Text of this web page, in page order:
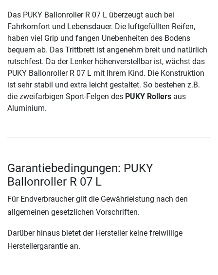
Das PUKY Ballonroller R 07 L überzeugt auch bei
Fahrkomfort und Lebensdauer. Die luftgefüllten Reifen,
haben viel Grip und fangen Unebenheiten des Bodens
bequem ab. Das Trittbrett ist angenehm breit und natürlich
rutschfest. Da der Lenker höhenverstellbar ist, wächst das
PUKY Ballonroller R 07 L mit Ihrem Kind. Die Konstruktion
ist sehr stabil und extra leicht gestaltet. So bestehen z.B.
die zweifarbigen Sport-Felgen des PUKY Rollers aus
Aluminium.
Garantiebedingungen: PUKY
Ballonroller R 07 L
Für Endverbraucher gilt die Gewährleistung nach den
allgemeinen gesetzlichen Vorschriften.
Darüber hinaus bietet der Hersteller keine freiwillige
Herstellergarantie an.